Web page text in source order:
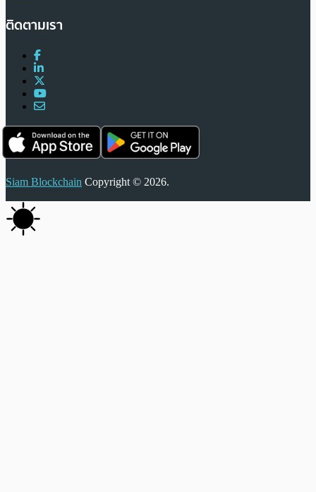
ติดตามเรา
Siam Blockchain Copyright © 2026.